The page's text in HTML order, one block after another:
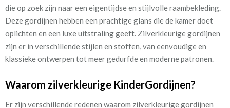
die op zoek zijn naar een eigentijdse en stijlvolle raambekleding.
Deze gordijnen hebben een prachtige glans die de kamer doet
oplichten en een luxe uitstraling geeft. Zilverkleurige gordijnen
zijn er in verschillende stijlen en stoffen, van eenvoudige en
klassieke ontwerpen tot meer gedurfde en moderne patronen.
Waarom zilverkleurige KinderGordijnen?
Er zijn verschillende redenen waarom zilverkleurige gordijnen